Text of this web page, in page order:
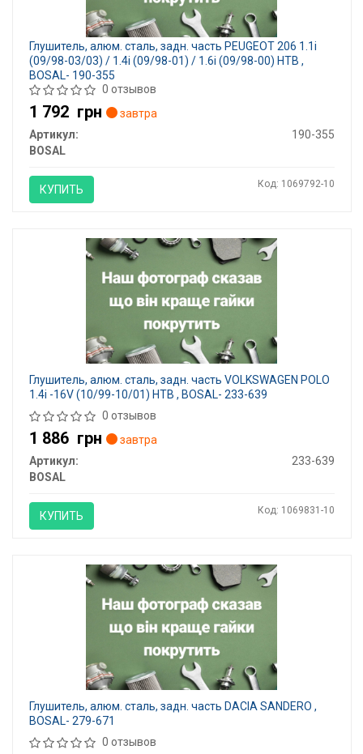
Глушитель, алюм. cталь, задн. часть PEUGEOT 206 1.1i
(09/98-03/03) / 1.4i (09/98-01) / 1.6i (09/98-00) HTB ,
BOSAL- 190-355
0 отзывов
1 792 грн
завтра
Артикул:
190-355
BOSAL
КУПИТЬ Код: 1069792-10
Глушитель, алюм. cталь, задн. часть VOLKSWAGEN POLO
1.4i -16V (10/99-10/01) HTB , BOSAL- 233-639
0 отзывов
1 886 грн
завтра
Артикул:
233-639
BOSAL
КУПИТЬ Код: 1069831-10
Глушитель, алюм. cталь, задн. часть DACIA SANDERO ,
BOSAL- 279-671
0 отзывов